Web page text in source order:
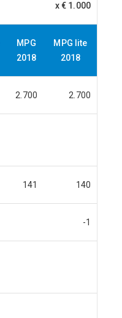
x € 1.000
MPG
2018
MPG lite
2018
2.700 2.700
141 140
-1